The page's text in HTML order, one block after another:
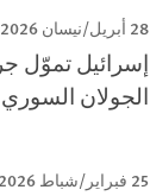
28 أبريل/نيسان 2026
إسرائيل تموّل
الجولان
25 فبراير/شباط 2026